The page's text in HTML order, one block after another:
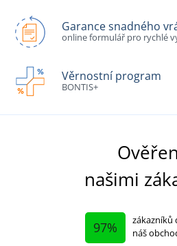
Garance snadného
online formulář pro rychlé
Věrnostní program
BONTIS+
našimi
97%
zákazníků
náš